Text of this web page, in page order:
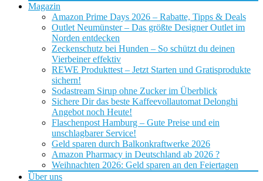
Magazin
Amazon Prime Days 2026 – Rabatte, Tipps & Deals
Outlet Neumünster – Das größte Designer Outlet im
Norden entdecken
Zeckenschutz bei Hunden – So schützt du deinen
Vierbeiner effektiv
REWE Produkttest – Jetzt Starten und Gratisprodukte
sichern!
Sodastream Sirup ohne Zucker im Überblick
Sichere Dir das beste Kaffeevollautomat Delonghi
Angebot noch Heute!
Flaschenpost Hamburg – Gute Preise und ein
unschlagbarer Service!
Geld sparen durch Balkonkraftwerke 2026
Amazon Pharmacy in Deutschland ab 2026 ?
Weihnachten 2026: Geld sparen an den Feiertagen
Über uns